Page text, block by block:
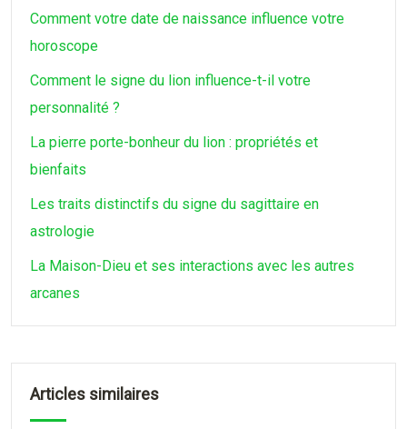
Comment votre date de naissance influence votre
horoscope
Comment le signe du lion influence-t-il votre
personnalité ?
La pierre porte-bonheur du lion : propriétés et
bienfaits
Les traits distinctifs du signe du sagittaire en
astrologie
La Maison-Dieu et ses interactions avec les autres
arcanes
Articles similaires